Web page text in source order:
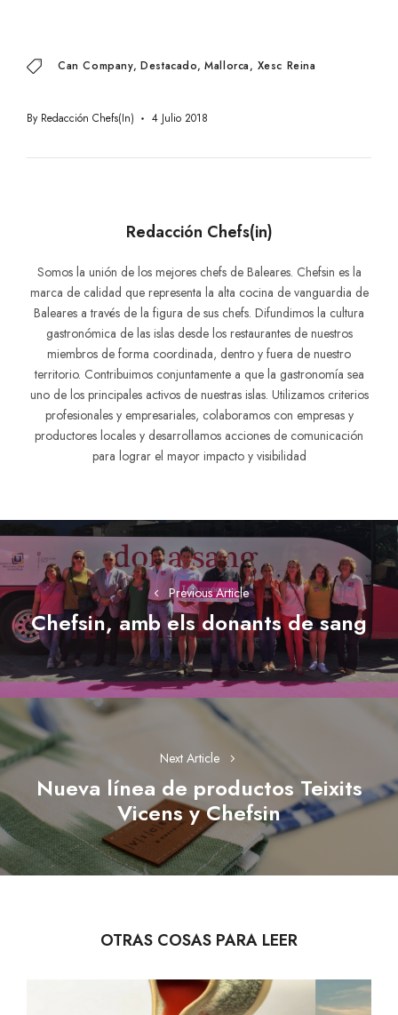
Can Company Destacado Mallorca Xesc Reina
By Redacción Chefs(in) 4 Julio 2018
Redacción Chefs(in)
Somos la unión de los mejores chefs de Baleares. Chefsin es la
marca de calidad que representa la alta cocina de vanguardia de
Baleares a través de la figura de sus chefs. Difundimos la cultura
gastronómica de las islas desde los restaurantes de nuestros
miembros de forma coordinada, dentro y fuera de nuestro
territorio. Contribuimos conjuntamente a que la gastronomía sea
uno de los principales activos de nuestras islas. Utilizamos criterios
profesionales y empresariales, colaboramos con empresas y
productores locales y desarrollamos acciones de comunicación
para lograr el mayor impacto y visibilidad
Navegación
de
entradas
Previous Article
Previous
post:
Chefsin, amb els donants de sang
Next Article
Next
post:
Nueva línea de productos Teixits
Vicens y Chefsin
OTRAS COSAS PARA LEER